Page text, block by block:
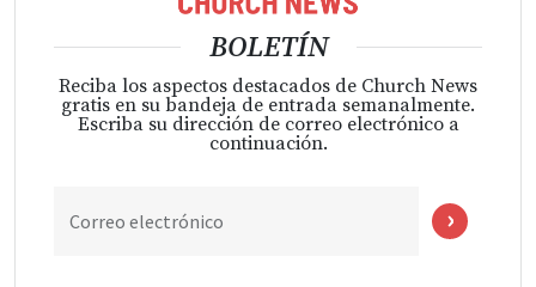
BOLETÍN
Reciba los aspectos destacados de Church News
gratis en su bandeja de entrada semanalmente.
Escriba su dirección de correo electrónico a
continuación.
Correo electrónico